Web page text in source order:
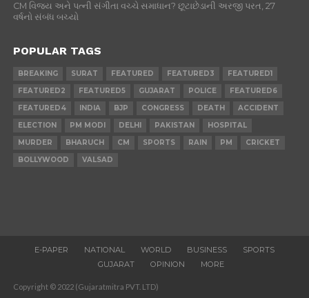
CM વિજય અને પત્ની સંગીતા વચ્ચે સમાધાન? છૂટાછેડાની અરજી પરત, 27
વર્ષનો સંબંધ બચ્યો
POPULAR TAGS
BREAKING SURAT FEATURED FEATURED3
FEATURED1
FEATURED2
FEATURED5 GUJARAT POLICE
FEATURED6
FEATURED4
INDIA BJP CONGRESS DEATH
ACCIDENT
ELECTION
PM MODI DELHI PAKISTAN
HOSPITAL
MURDER
BHARUCH CM SPORTS RAIN PM
CRICKET
BOLLYWOOD
VALSAD
E-PAPER NATIONAL WORLD BUSINESS
SPORTS
GUJARAT
OPINION MORE
Copyright © 2022 (Gujaratmitra PVT. LTD)